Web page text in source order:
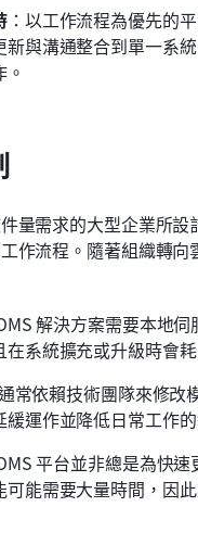
：以工作流程為優先的
與溝通整合到單一系
量需求的大型企業所
作流程。隨著組織轉向
解決方案需要本地
系統擴充或升級時會
常依賴技術團隊來修
運作並降低日常工作的
平台並非總是為快
可能需要大量時間，因